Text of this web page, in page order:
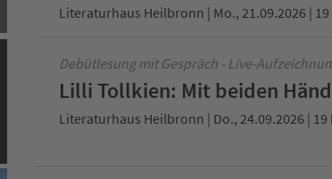
Literaturhaus Heilbronn | Mo., 21.09.2026 |
Debütlesung mit Gespräch - Live-
Lilli Tollkien: Mit beiden
Literaturhaus Heilbronn | Do., 24.09.2026 | 19